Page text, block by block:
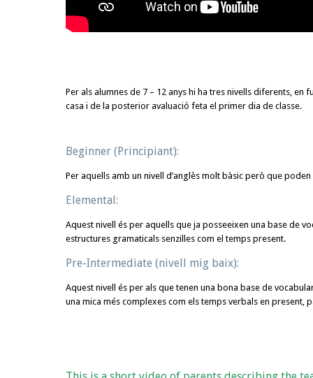
Per als alumnes de 7 – 12 anys hi ha tres nivells diferents, en
casa i de la posterior avaluació feta el primer dia de classe.
Beginner (Principiant):
Per aquells amb un nivell d’anglès molt bàsic però que
Elemental:
Aquest nivell és per aquells que ja posseeixen una base de
estructures gramaticals senzilles com el temps present.
Pre-Intermediate (nivell mig baix):
Aquest nivell és per als que tenen una bona base de
una mica més complexes com els temps verbals en present,